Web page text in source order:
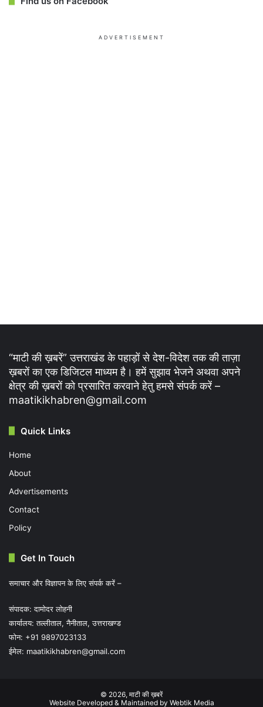
ADVERTISEMENT
“माटी की ख़बरें” उत्तराखंड के पहाड़ों से देश-विदेश तक की ताज़ा
ख़बरों का एक डिजिटल माध्यम है। हमें सुझाव भेजने अथवा अपने
क्षेत्र की ख़बरों को प्रसारित करवाने हेतु हमसे संपर्क करें –
maatikikhabren@gmail.com
Quick Links
Home
About
Advertisements
Contact
Policy
Get In Touch
समाचार और विज्ञापन के लिए संपर्क करें –
संपादक: दामोदर लोहनी
कार्यालय: तल्लीताल, नैनीताल, उत्तराखण्ड
फोन: +91 9897023133
ईमेल: maatikikhabren@gmail.com
© 2026, माटी की ख़बरें
Website Developed & Maintained by Webtik Media